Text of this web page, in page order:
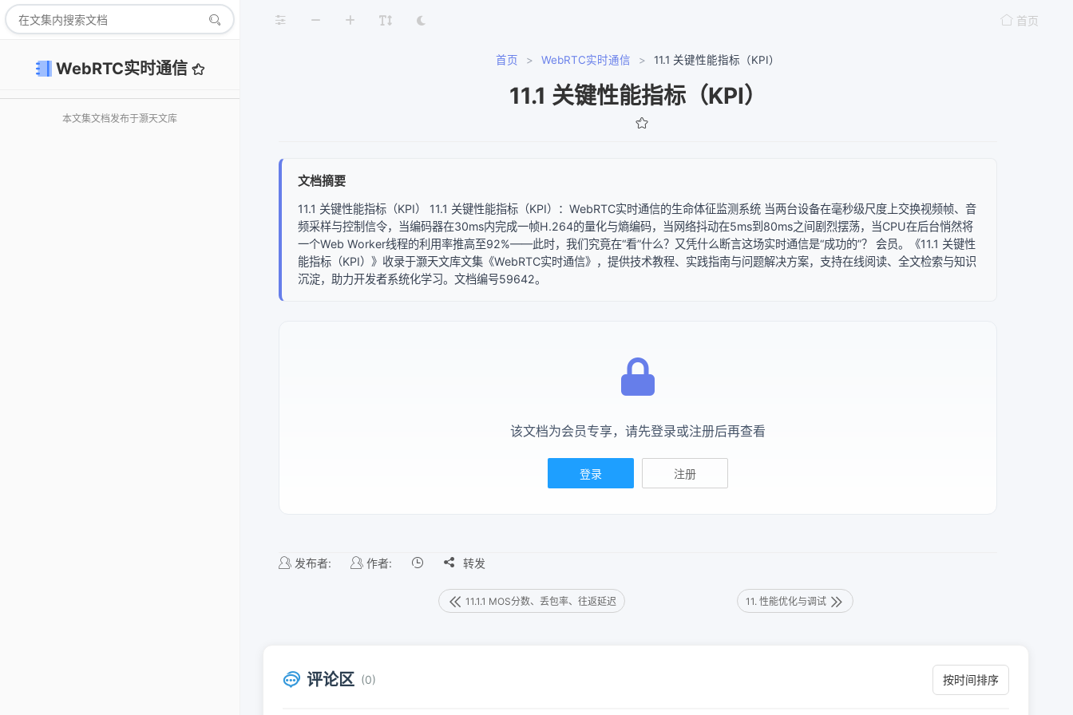
WebRTC实时通信
本文集文档发布于灏天文库
首页
首页 > WebRTC实时通信 > 11.1 关键性能指标（KPI）
11.1 关键性能指标（KPI）
文档摘要
11.1 关键性能指标（KPI） 11.1 关键性能指标（KPI）：WebRTC实时通信的生命体征监测系统 当两台设备在毫秒级尺度上交换视频帧、音
频采样与控制信令，当编码器在30ms内完成一帧H.264的量化与熵编码，当网络抖动在5ms到80ms之间剧烈摆荡，当CPU在后台悄然将
一个Web Worker线程的利用率推高至92%——此时，我们究竟在“看”什么？又凭什么断言这场实时通信是“成功的”？ 会员。《11.1 关键性
能指标（KPI）》收录于灏天文库文集《WebRTC实时通信》，提供技术教程、实践指南与问题解决方案，支持在线阅读、全文检索与知识
沉淀，助力开发者系统化学习。文档编号59642。
该文档为会员专享，请先登录或注册后再查看
登录 注册
发布者: 作者:  转发
11.1.1 MOS分数、丢包率、往返延迟 11. 性能优化与调试
评论区 (0)